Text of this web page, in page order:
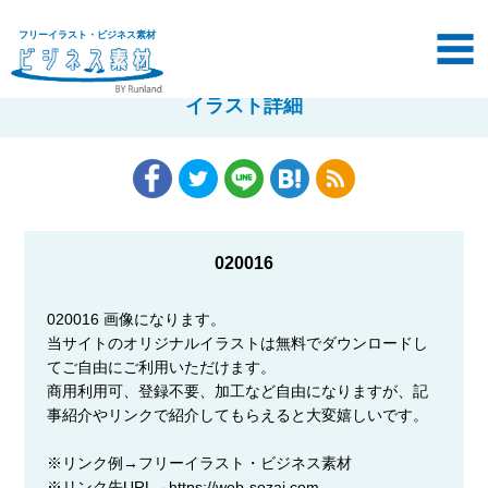
フリーイラスト・ビジネス素材
イラスト詳細
020016
020016 画像になります。
当サイトのオリジナルイラストは無料でダウンロードし
てご自由にご利用いただけます。
商用利用可、登録不要、加工など自由になりますが、記
事紹介やリンクで紹介してもらえると大変嬉しいです。
※リンク例→フリーイラスト・ビジネス素材